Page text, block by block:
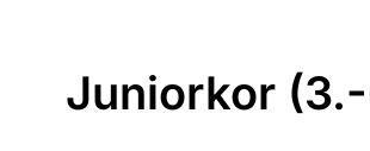
Juniorkor